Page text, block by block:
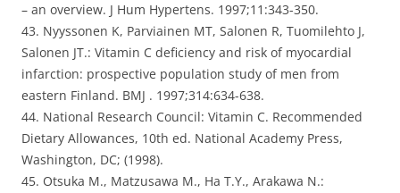
– an overview. J Hum Hypertens. 1997;11:343-350.
43. Nyyssonen K, Parviainen MT, Salonen R, Tuomilehto J,
Salonen JT.: Vitamin C deficiency and risk of myocardial
infarction: prospective population study of men from
eastern Finland. BMJ . 1997;314:634-638.
44. National Research Council: Vitamin C. Recommended
Dietary Allowances, 10th ed. National Academy Press,
Washington, DC; (1998).
45. Otsuka M., Matzusawa M., Ha T.Y., Arakawa N.: